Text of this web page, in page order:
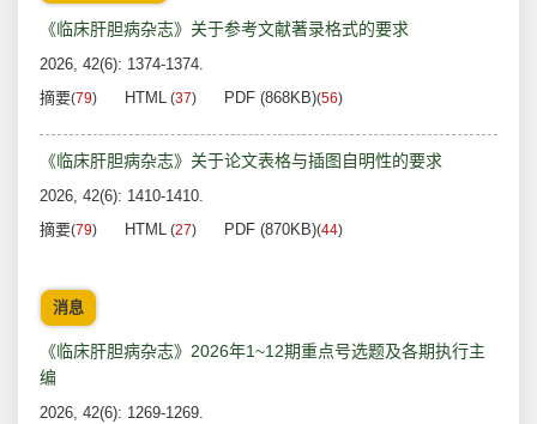
《临床肝胆病杂志》关于参考文献著录格式的要求
2026, 42(6): 1374-1374.
摘要(79) HTML (37) PDF (868KB)(56)
《临床肝胆病杂志》关于论文表格与插图自明性的要求
2026, 42(6): 1410-1410.
摘要(79) HTML (27) PDF (870KB)(44)
消息
《临床肝胆病杂志》2026年1~12期重点号选题及各期执行主
编
2026, 42(6): 1269-1269.